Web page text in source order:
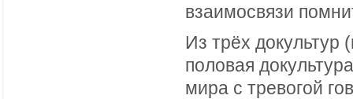
взаимосвязи
Из трёх докультур
половая
мира с тревогой